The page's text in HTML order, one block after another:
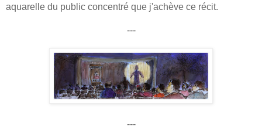
aquarelle du public concentré que j'achève ce récit.
---
---